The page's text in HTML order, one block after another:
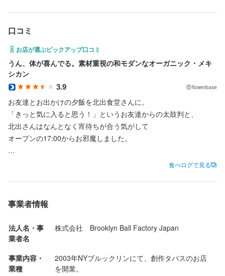
口コミ
お店が選ぶピックアップ口コミ
うん、体が喜んでる。素材重視の和モダンなオーガニック・メキ
シカン
3.9 flowerbase
お友達とお出かけの夕飯を北出食堂さんに。
「きっと気に入ると思う！」というお友達からの太鼓判と、
北出さんはなんとなく宵待ちが合う気がして
オープンの17:00からお邪魔しました。
メキシコ料理の時は、ビール飲も〜、マルガリータ飲も〜
北出さんのお料理はしみじみ
自然派ワインやクラフトビールでいただきたいですね〜。
お目当のタコスはお好み2種の盛り合わせを2皿頼んで、
ソースもタコスもお肉もどれも仕上がりがとても繊細。
特にタコスは他の店とは一線を画する
食べログで見る
事業者情報
法人名・事
業者名
株式会社　Brooklyn Ball Factory Japan
事業内容・
業種
2003年NYブルックリンにて、創作タパスのお店
を開業。
店名
北出食堂
勤務地
東京都千代田区岩本町1-13-5 8ビル 1F
連絡先
036-240-9920
法人名・事業者名
最終更新日2024/06/04
お店の採用担当者からのメッセージ
少しでもご興味がございましたらご応募ください。カジュアル面
談からスタートしましょう！
店名
北出食堂
036-240-9920
法人名・事業者名
株式会社　Brooklyn Ball Factory Japan
店名
北出食堂
勤務地
東京都千代田区岩本町1-13-5 8ビル 1F
連絡先
036-240-9920
最終更新日2024/06/04
店名
北出食堂
勤務地
東京都千代田区岩本町1-13-5 8ビル 1F
連絡先
036-240-9920
最終更新日2024/06/04
・アメリカの飲食業界に興味のある方（店舗が海外にもございま
※採用時期考慮いたします。お気軽にご相談下さい。
店名
北出食堂
036-240-9920
法人名・事業者名
株式会社　Brooklyn Ball Factory Japan
店名
北出食堂
勤務地
東京都千代田区岩本町1-13-5 8ビル 1F
連絡先
036-240-9920
株式会社　Brooklyn Ball Factory Japan